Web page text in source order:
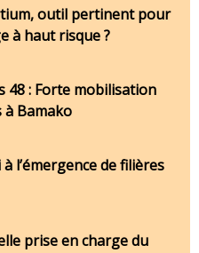
outil pertinent pour
à haut risque ?
48 : Forte mobilisation
à Bamako
l’émergence de filières
prise en charge du